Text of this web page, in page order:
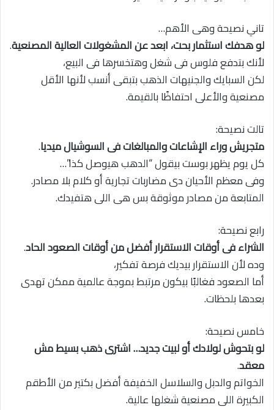
تاني نصيحة وهى الأهم…
لو هدفك استثمار بحت، ابعد عن المشغولات العالية المصنعية.
لأنك بتدفع فلوس فى شغل وهتخسرها فى البيع،
لكن السبايك والجنيهات الذهب بتبقى أنسب لأنها الأقل
مصنعية والأعلى احتفاظًا بالقيمة.
تالت نصيحة:
متجريش وراء الإشاعات والمبالغات فى السوشيال ميديا.
كل يوم يظهر بوست بيقول “الدهب هيوصل كذا”…
وفى معظم الأحيان دى مضاربات تجارية أو كلام بلا مصادر.
المتابعة من مصادر موثوقة بس هى اللى هتفيدك.
رابع نصيحة:
الشراء فى أوقات الاستقرار أفضل من أوقات الصعود الحاد.
وده لأن الاستقرار بيديك فرصة تفكير،
أما الصعود فغالبًا بيكون مرتبط بموجة عالمية ممكن تهدى
بعدها بلحظات.
خامس نصيحة:
لو بتحوش لولادك أو لبيت جديد… اشترى ذهب بسيط مش
معقد.
الخواتم والدبل والسلاسل الخفيفة أفضل بكتير من الأطقم
الكبيرة اللى مصنعية شغلها عالية.